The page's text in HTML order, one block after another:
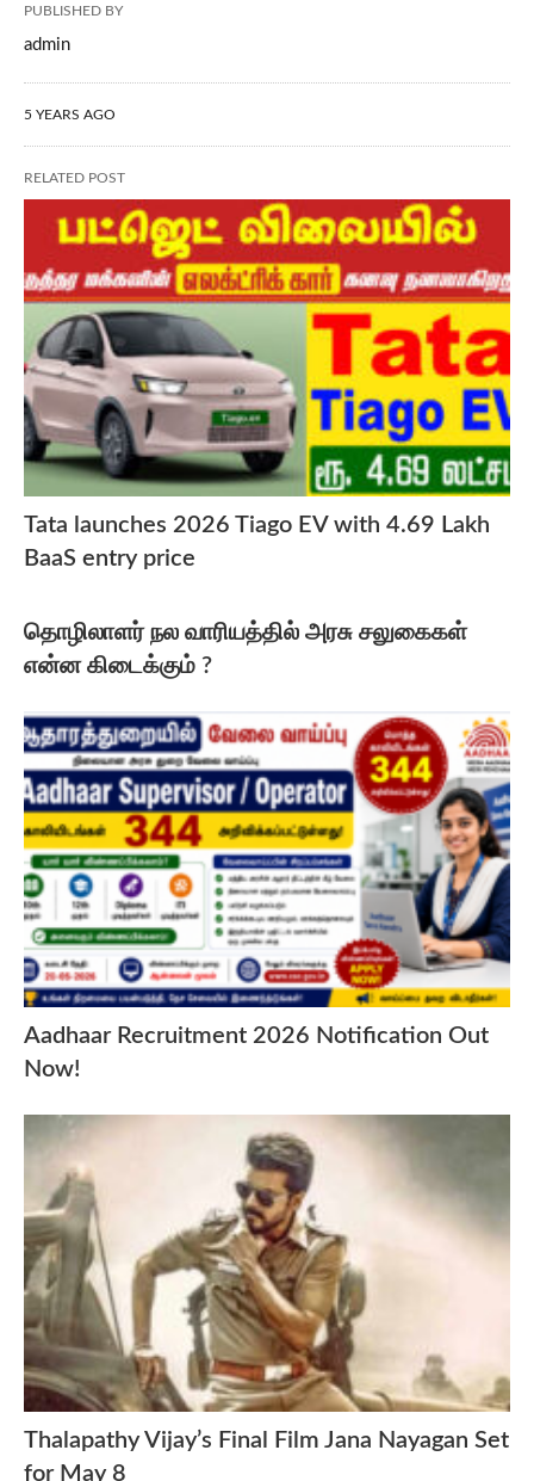
PUBLISHED BY
admin
5 YEARS AGO
RELATED POST
Tata launches 2026 Tiago EV with 4.69 Lakh
BaaS entry price
தொழிலாளர் நல வாரியத்தில் அரசு சலுகைகள்
என்ன கிடைக்கும் ?
Aadhaar Recruitment 2026 Notification Out
Now!
Thalapathy Vijay’s Final Film Jana Nayagan Set
for May 8